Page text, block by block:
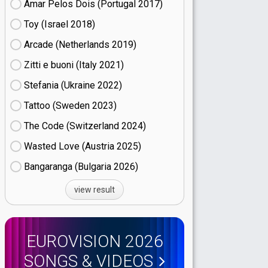
Amar Pelos Dois (Portugal
17)
Toy (Israel
18)
Arcade (Netherlands
19)
Zitti e buoni​ (Italy
21)
Stefania (Ukraine
22)
Tattoo (Sweden
23)
The Code (Switzerland
24)
Wasted Love (Austria
25)
Bangaranga (Bulgaria
26)
view result
EUROVISION 2026
SONGS & VIDEOS